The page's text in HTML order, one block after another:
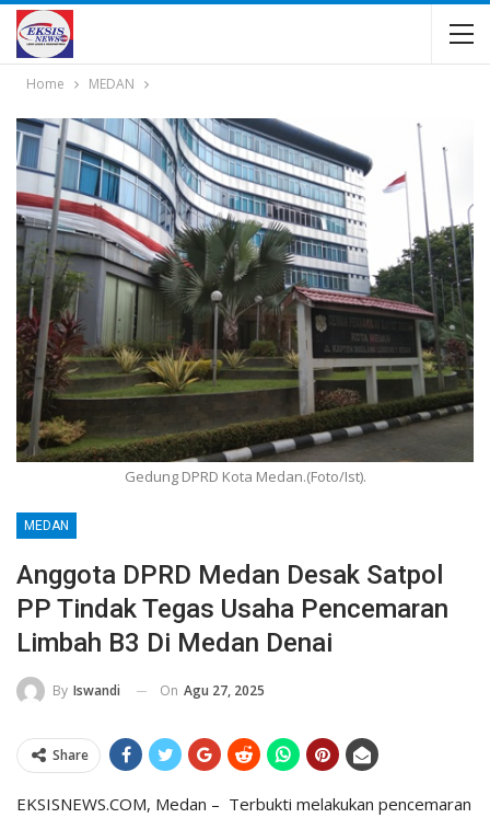
Home MEDAN
Gedung DPRD Kota Medan.(Foto/Ist).
MEDAN
Anggota DPRD Medan Desak Satpol
PP Tindak Tegas Usaha Pencemaran
Limbah B3 Di Medan Denai
By Iswandi On Agu 27, 2025
Share
EKSISNEWS.COM, Medan – Terbukti melakukan pencemaran